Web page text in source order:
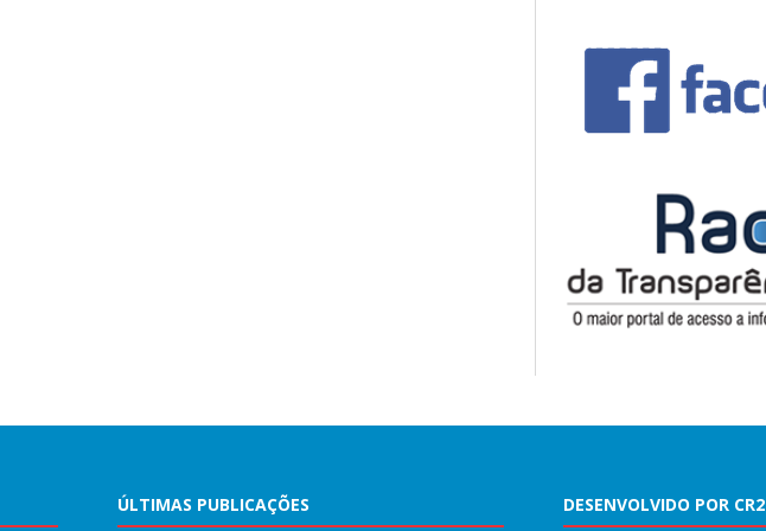
ÚLTIMAS PUBLICAÇÕES DESENVOLVIDO POR CR2